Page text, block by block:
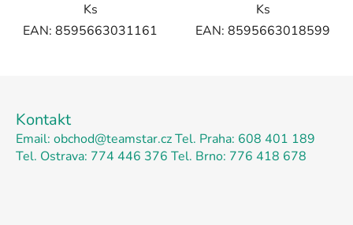
Ks
EAN: 8595663031161
Ks
EAN: 8595663018599
Kontakt
Email: obchod@teamstar.czTel. Praha: 608 401 189
Tel. Ostrava: 774 446 376 Tel. Brno: 776 418 678